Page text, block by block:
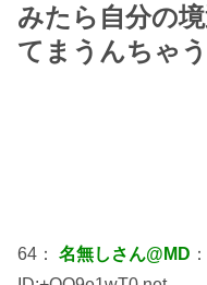
みたら自分の
てまうんちゃ
64： 名無しさん@MD